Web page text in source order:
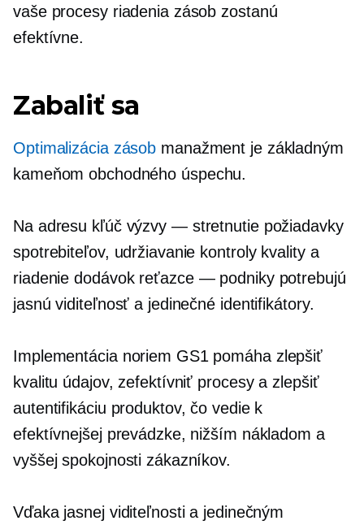
vaše procesy riadenia zásob zostanú
efektívne.
Zabaliť sa
Optimalizácia zásob manažment je základným
kameňom obchodného úspechu.
Na adresu kľúč výzvy — stretnutiepožiadavky
spotrebiteľov, udržiavanie kontroly kvality a
riadenie dodávok reťazce — podnikypotrebujú
jasnú viditeľnosť a jedinečné identifikátory.
Implementácia noriem GS1 pomáha zlepšiť
kvalitu údajov, zefektívniť procesy a zlepšiť
autentifikáciu produktov, čo vedie k
efektívnejšej prevádzke, nižším nákladom a
vyššej spokojnosti zákazníkov.
Vďaka jasnej viditeľnosti a jedinečným